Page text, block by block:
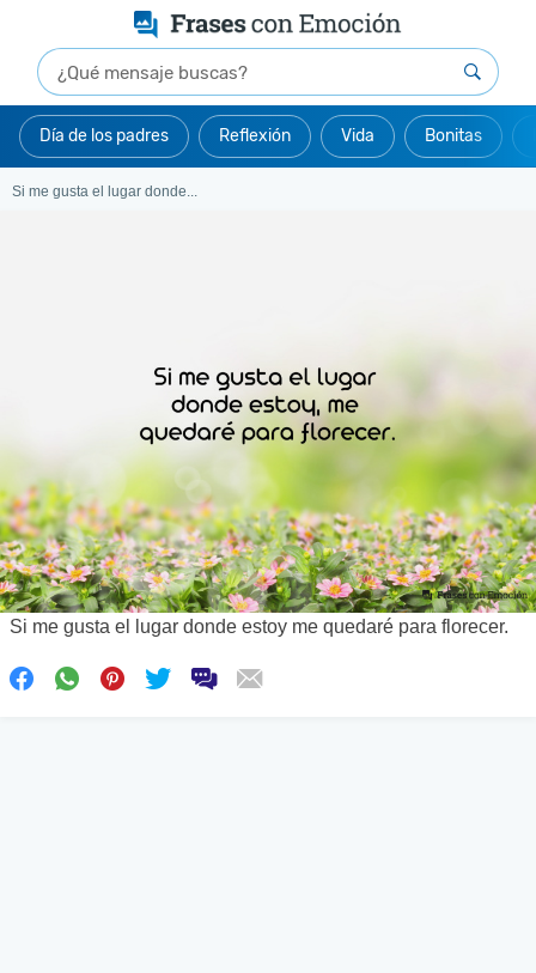
Día de los padres Reflexión Vida Bonitas
Si me gusta el lugar donde...
Si me gusta el lugar donde estoy me quedaré para florecer.